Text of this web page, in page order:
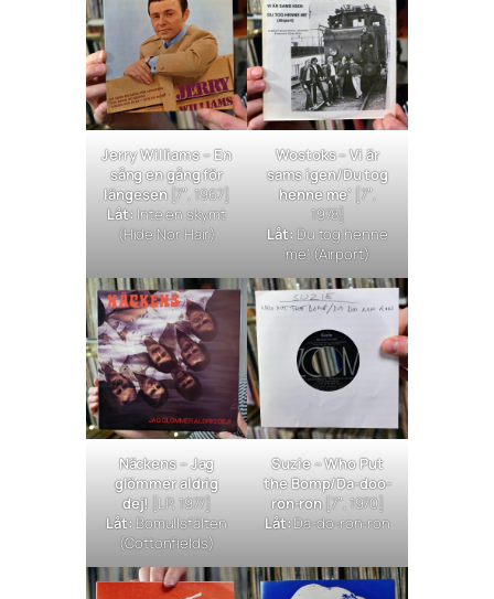
Jerry Williams –En
sång en gång för
längesen[7″, 1967]
Låt:Inte en skymt
(Hide Nor Hair)
Wostoks –Vi är
sams igen/Du tog
henne me’ [7″,
1978]
Låt:Du tog henne
me’ (Airport)
Näckens –Jag
glömmer aldrig
dej! [LP, 1977]
Låt:Bomullsfälten
(Cottonfields)
Suzie –Who Put
the Bomp/Da-doo-
ron-ron [7″, 1970]
Låt:Da-do-ron-ron